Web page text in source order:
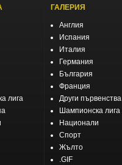
лига
ГАЛЕРИЯ
Англия
Испания
Италия
Германия
България
Франция
Други първенства
Шампионска лига
Национали
Спорт
Жълто
.GIF